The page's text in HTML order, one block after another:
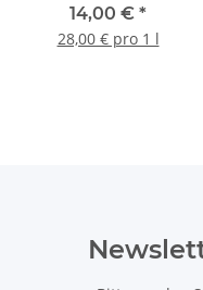
Teichbau
Teichrandgestaltung
14,00 € *
28,00 € pro 1 l